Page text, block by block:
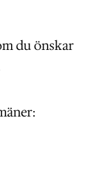
du önskar